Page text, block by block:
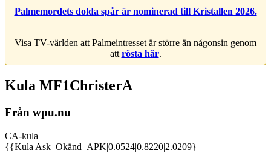
Palmemordets dolda spår är nominerad till Kristallen 2026.
Visa TV-världen att Palmeintresset är större än någonsin genom
att rösta här.
Kula MF1ChristerA
Från wpu.nu
CA-kula
{{Kula|Ask_Okänd_APK|0.0524|0.8220|2.0209}